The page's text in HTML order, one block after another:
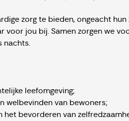
zorg te bieden, ongeacht hun
jou bij. Samen zorgen we
nachts.
leefomgeving;
welbevinden van bewoners;
bevorderen van